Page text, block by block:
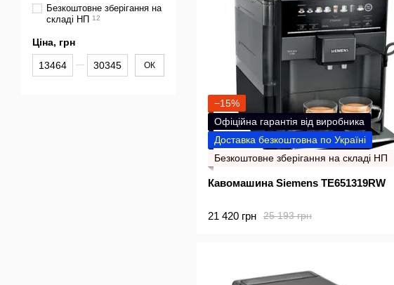
−15%
Офіційна гарантія від виробника
Доставка безкоштовна по Україні
Безкоштовне зберігання на складі НП
Кавомашина Siemens TE651319RW
25 193 грн
21 420 грн
Безкоштовне зберігання на
складі НП
12
Ціна, грн
Від Ціна, грн
До Ціна, грн ОК